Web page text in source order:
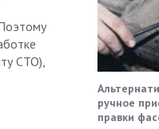
СТО),
ручное
правки